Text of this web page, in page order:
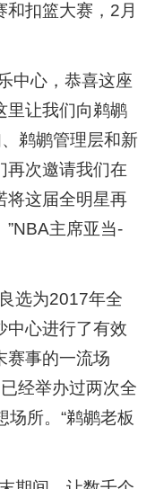
扣篮大赛，2月
中心，恭喜这座
里让我们向鹈鹕
鹈鹕管理层和新
再次邀请我们在
将这届全明星再
”NBA主席亚当-
选为2017年全
中心进行了有效
赛事的一流场
经举办过两次全
场所。“鹈鹕老板